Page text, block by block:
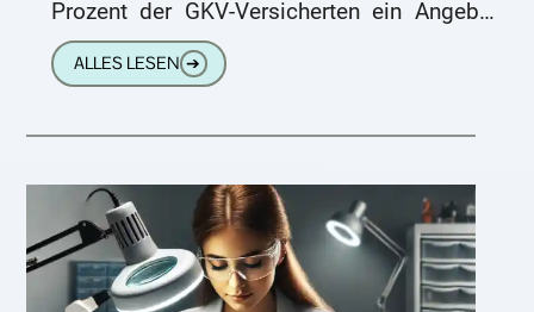
Prozent der GKV-Versicherten ein Angebot
ohne Mehrkostenbeteiligung für eine
hochwertige und bestmögliche
Hörakustiker
ALLES LESEN ➔